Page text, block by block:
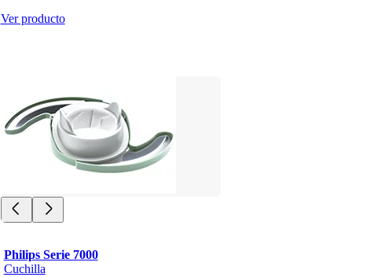
Ver producto
Philips Serie 7000
Cuchilla